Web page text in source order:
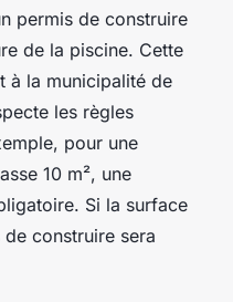
permis de construire
de la piscine. Cette
à la municipalité de
les règles
pour une
10 m², une
Si la surface
construire sera